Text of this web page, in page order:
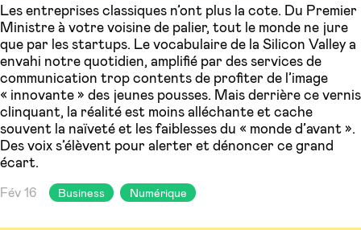
Les entreprises classiques n’ont plus la cote. Du Premier
Ministre à votre voisine de palier, tout le monde ne jure
que par les startups. Le vocabulaire de la Silicon Valley a
envahi notre quotidien, amplifié par des services de
communication trop contents de profiter de l’image
« innovante » des jeunes pousses. Mais derrière ce vernis
clinquant, la réalité est moins alléchante et cache
souvent la naïveté et les faiblesses du « monde d’avant ».
Des voix s’élèvent pour alerter et dénoncer ce grand
écart.
Fév 16 Business Numérique